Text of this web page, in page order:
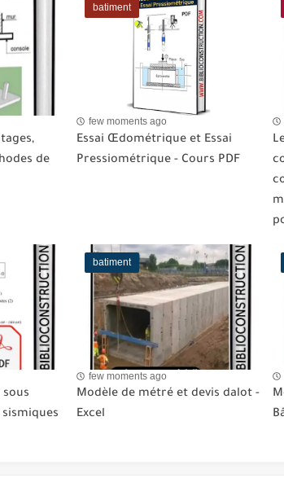
de
batiment
few moments ago
Essai Œdométrique et Essai
Pressiométrique - Cours PDF
batiment
few moments ago
Modèle de métré et devis dalot -
Excel